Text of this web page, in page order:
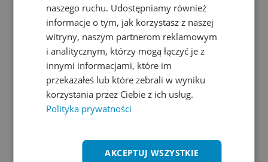
naszego ruchu. Udostępniamy również
informacje o tym, jak korzystasz z naszej
witryny, naszym partnerom reklamowym
i analitycznym, którzy mogą łączyć je z
innymi informacjami, które im
przekazałeś lub które zebrali w wyniku
korzystania przez Ciebie z ich usług.
Polityka prywatności
AKCEPTUJ WSZYSTKIE